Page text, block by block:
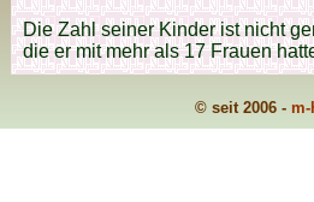
Die Zahl seiner Kinder ist nicht
die er mit mehr als 17 Frauen
© seit 2006 -